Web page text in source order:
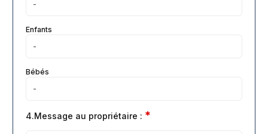
Enfants
Bébés
4.Message au propriétaire : *